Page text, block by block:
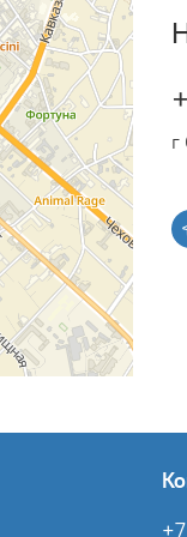
быстро
решением на
Smartfix 2.0 (5,5
кран (T), душ (S),
Гарантия 2